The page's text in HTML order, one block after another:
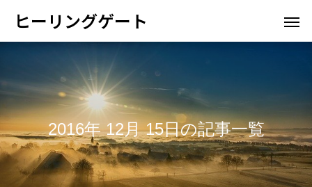
ヒーリングゲート
2016年 12月 15日の記事一覧